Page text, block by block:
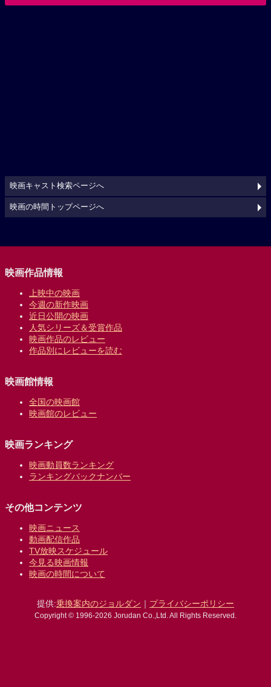
映画キャスト検索ページへ
映画の時間トップページへ
映画作品情報
上映中の映画
今週の新作映画
近日公開の映画
人気シリーズ＆受賞作品
映画作品のレビュー
作品別にレビューを読む
映画館情報
全国の映画館
映画館のレビュー
映画ランキング
映画動員数ランキング
ランキングバックナンバー
その他コンテンツ
映画ニュース
動画配信作品
TV放映スケジュール
今見る映画情報
映画の時間について
提供:乗換案内のジョルダン ｜ プライバシーポリシー
Copyright © 1996-2026 Jorudan Co.,Ltd. All Rights Reserved.